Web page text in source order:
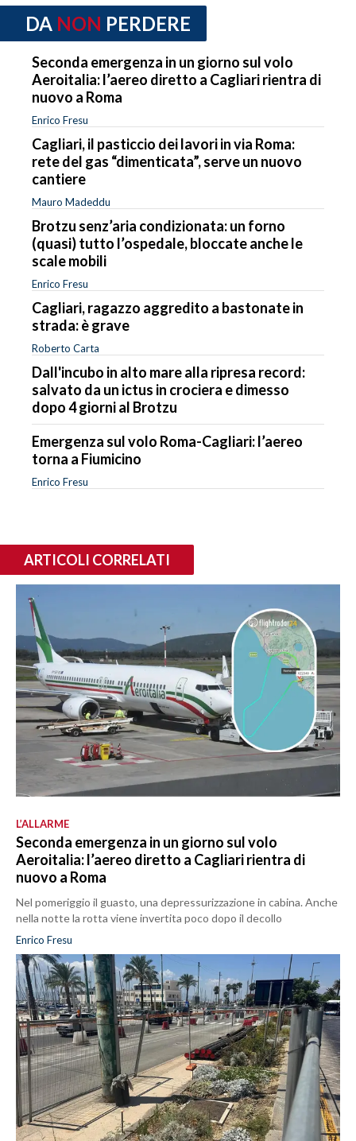
DA NON PERDERE
Seconda emergenza in un giorno sul volo
Aeroitalia: l’aereo diretto a Cagliari rientra di
nuovo a Roma
Enrico Fresu
Cagliari, il pasticcio dei lavori in via Roma:
rete del gas “dimenticata”, serve un nuovo
cantiere
Mauro Madeddu
Brotzu senz’aria condizionata: un forno
(quasi) tutto l’ospedale, bloccate anche le
scale mobili
Enrico Fresu
Cagliari, ragazzo aggredito a bastonate in
strada: è grave
Roberto Carta
Dall'incubo in alto mare alla ripresa record:
salvato da un ictus in crociera e dimesso
dopo 4 giorni al Brotzu
Emergenza sul volo Roma-Cagliari: l’aereo
torna a Fiumicino
Enrico Fresu
ARTICOLI CORRELATI
L’ALLARME
Seconda emergenza in un giorno sul volo
Aeroitalia: l’aereo diretto a Cagliari rientra di
nuovo a Roma
Nel pomeriggio il guasto, una depressurizzazione in cabina. Anche
nella notte la rotta viene invertita poco dopo il decollo
Enrico Fresu